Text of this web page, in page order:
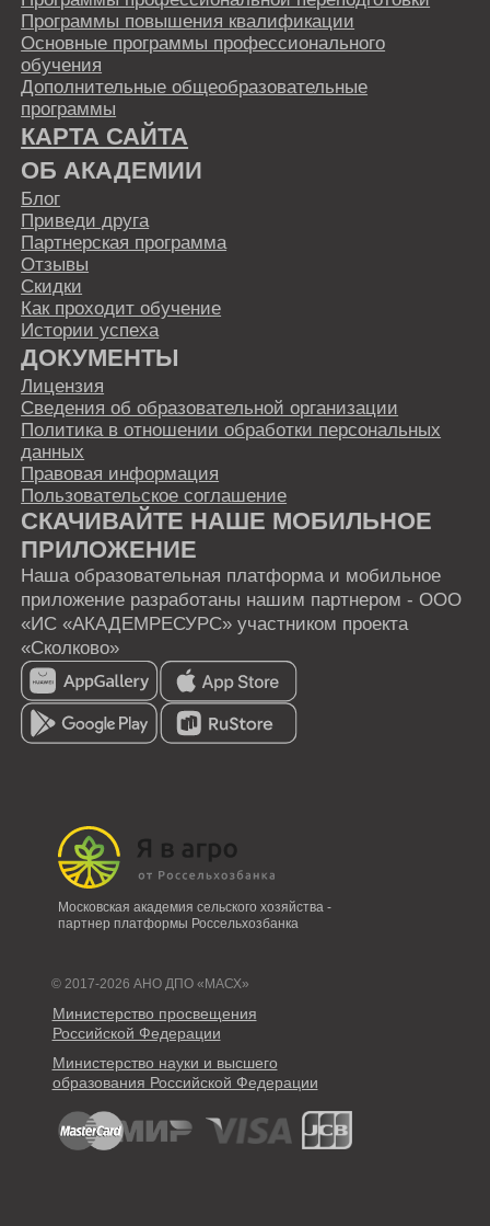
Московская академия сельского хозяйства -
партнер платформы Россельхозбанка
© 2017-2026 АНО ДПО «МАСХ»
Министерство просвещения
Российской Федерации
Министерство науки и высшего
образования Российской Федерации